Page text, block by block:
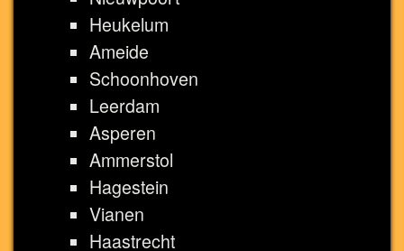
Heukelum
Ameide
Schoonhoven
Leerdam
Asperen
Ammerstol
Hagestein
Vianen
Haastrecht